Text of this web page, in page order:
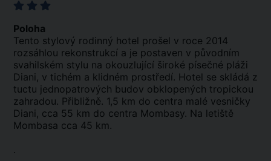
Poloha
Tento stylový rodinný hotel prošel v roce 2014
rozsáhlou rekonstrukcí a je postaven v původním
svahilském stylu na okouzlující široké písečné pláži
Diani, v tichém a klidném prostředí. Hotel se skládá z
tuctu jednopatrových budov obklopených tropickou
zahradou. Přibližně. 1,5 km do centra malé vesničky
Diani, cca 55 km do centra Mombasy. Na letiště
Mombasa cca 45 km.
.